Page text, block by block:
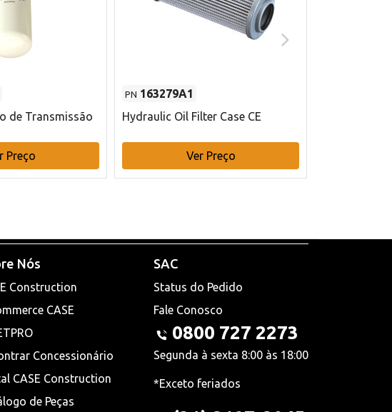
de Transmissão
Preço
PN 163279A1
Hydraulic Oil Filter Case CE
Ver Preço
Nós
Construction
CASE
Concessionário
CASE Construction
de Peças
SAC
Status do Pedido
Fale Conosco
0800 727 2273
Segunda à sexta 8:00 às 18:00
*Exceto feriados